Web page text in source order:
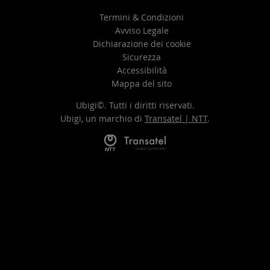
Termini & Condizioni
Avviso Legale
Dichiarazione dei cookie
Sicurezza
Accessibilità
Mappa del sito
Ubigi©. Tutti i diritti riservati.
Ubigi, un marchio di Transatel | NTT.